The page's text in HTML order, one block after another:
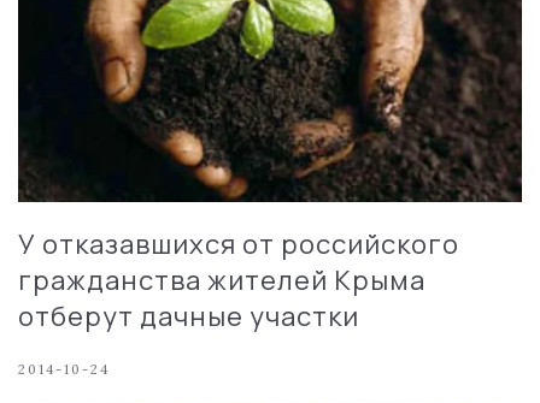
У отказавшихся от российского
гражданства жителей Крыма
отберут дачные участки
2014-10-24